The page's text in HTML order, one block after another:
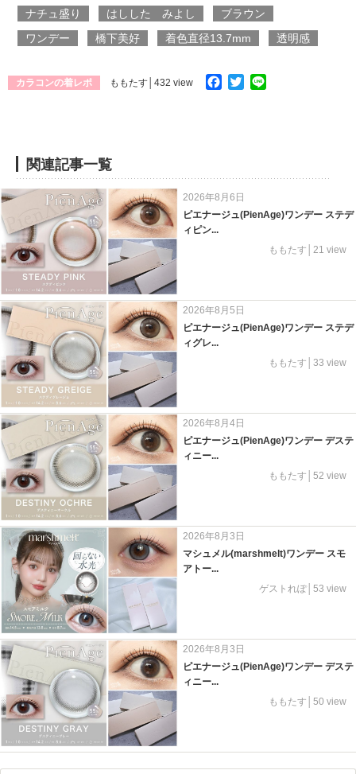
ナチュ盛り
はしした みよし
ブラウン
ワンデー
橋下美好 着色直径13.7mm 透明感
カラコンの着レポ ももたす │432 view Facebook
Twitter
関連記事一覧
2026年8月6日
ピエナージュ(PienAge)ワンデー ステデ
ィピン...
ももたす│21 view
2026年8月5日
ピエナージュ(PienAge)ワンデー ステデ
ィグレ...
ももたす│33 view
2026年8月4日
ピエナージュ(PienAge)ワンデー デステ
ィニー...
ももたす│52 view
2026年8月3日
マシュメル(marshmelt)ワンデー スモ
アトー...
ゲストれぽ│53 view
2026年8月3日
ピエナージュ(PienAge)ワンデー デステ
ィニー...
ももたす│50 view